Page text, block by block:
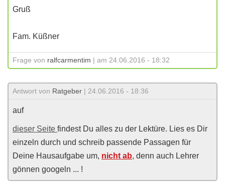
Gruß
Fam. Küßner
Frage von ralfcarmentim | am 24.06.2016 - 18:32
Antwort von Ratgeber | 24.06.2016 - 18:36
auf
dieser Seite findest Du alles zu der Lektüre. Lies es Dir
einzeln durch und schreib passende Passagen für
Deine Hausaufgabe um, nicht ab, denn auch Lehrer
gönnen googeln ... !